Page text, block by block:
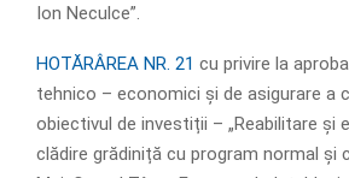
Ion Neculce”.
HOTĂRÂREA NR. 21 cu privire la
tehnico – economici și de asigurare a
obiectivul de investiții – „Reabilitare și
clădire grădiniță cu program normal și